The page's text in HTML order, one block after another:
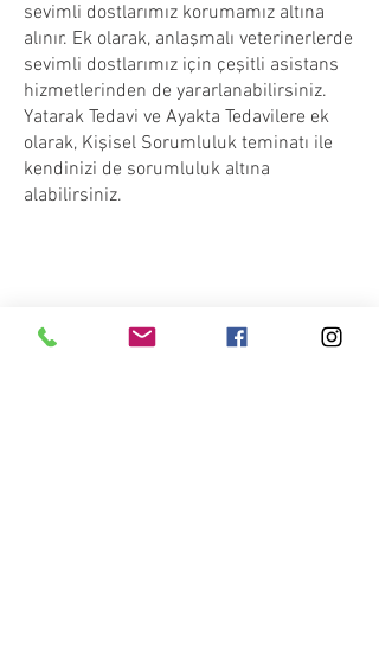
sevimli dostlarımız korumamız altına
alınır. Ek olarak, anlaşmalı veterinerlerde
sevimli dostlarımız için çeşitli asistans
hizmetlerinden de yararlanabilirsiniz.
Yatarak Tedavi ve Ayakta Tedavilere ek
olarak, Kişisel Sorumluluk teminatı ile
kendinizi de sorumluluk altına
alabilirsiniz.